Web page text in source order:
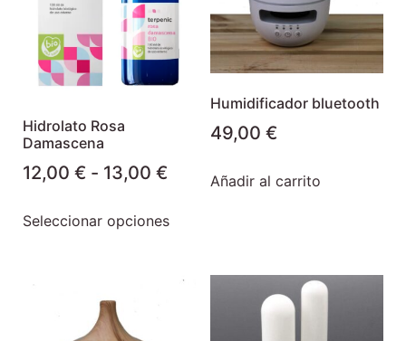
Hidrolato Rosa
Damascena
12,00 € - 13,00 €
Seleccionar opciones
Humidificador bluetooth
49,00 €
Añadir al carrito